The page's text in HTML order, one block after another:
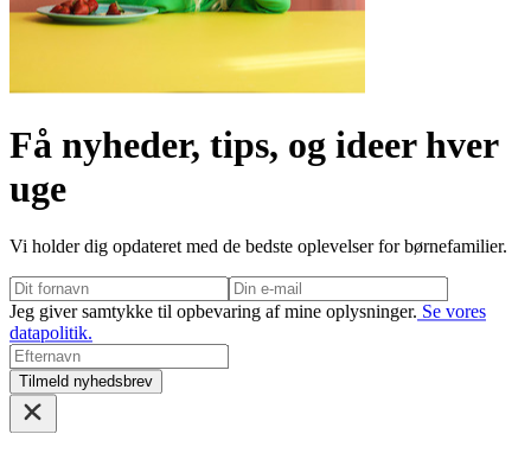
Få nyheder, tips, og ideer hver
uge
Vi holder dig opdateret med de bedste oplevelser for børnefamilier.
Jeg giver samtykke til opbevaring af mine oplysninger. Se vores
datapolitik.
Tilmeld nyhedsbrev